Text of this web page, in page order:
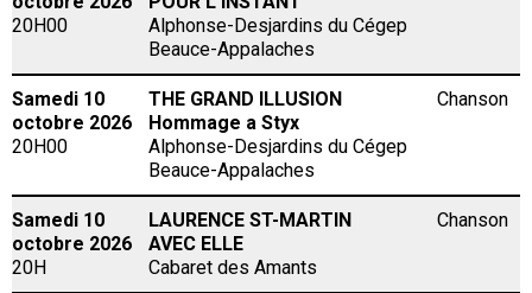
20H00
Alphonse-Desjardins du Cégep
Beauce-Appalaches
Samedi 10
octobre 2026
20H00
THE GRAND ILLUSION
Hommage a Styx
Alphonse-Desjardins du Cégep
Beauce-Appalaches
Chanson
Samedi 10
octobre 2026
20H
LAURENCE ST-MARTIN
AVEC ELLE
Cabaret des Amants
Chanson